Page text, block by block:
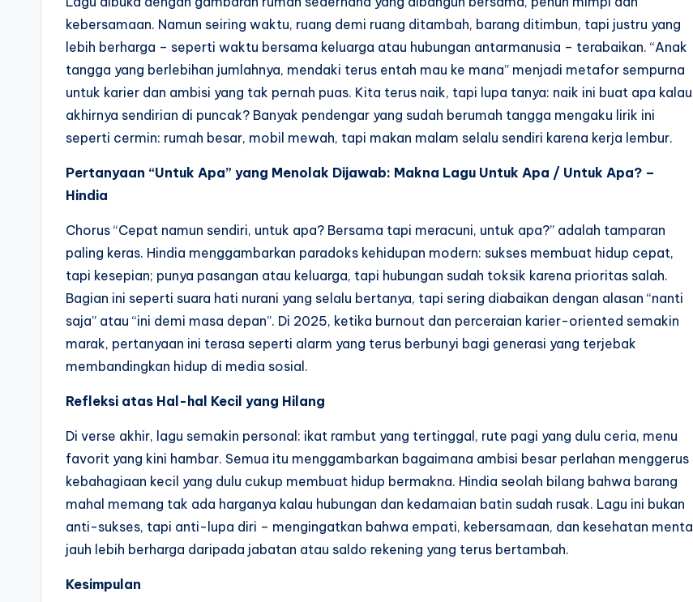
kebersamaan. Namun seiring waktu, ruang demi ruang ditambah, barang ditimbun, tapi justru yang
lebih berharga – seperti waktu bersama keluarga atau hubungan antarmanusia – terabaikan. “Anak
tangga yang berlebihan jumlahnya, mendaki terus entah mau ke mana” menjadi metafor sempurna
untuk karier dan ambisi yang tak pernah puas. Kita terus naik, tapi lupa tanya: naik ini buat apa kalau
akhirnya sendirian di puncak? Banyak pendengar yang sudah berumah tangga mengaku lirik ini
seperti cermin: rumah besar, mobil mewah, tapi makan malam selalu sendiri karena kerja lembur.
Pertanyaan “Untuk Apa” yang Menolak Dijawab: Makna Lagu Untuk Apa / Untuk Apa? –
Hindia
Chorus “Cepat namun sendiri, untuk apa? Bersama tapi meracuni, untuk apa?” adalah tamparan
paling keras. Hindia menggambarkan paradoks kehidupan modern: sukses membuat hidup cepat,
tapi kesepian; punya pasangan atau keluarga, tapi hubungan sudah toksik karena prioritas salah.
Bagian ini seperti suara hati nurani yang selalu bertanya, tapi sering diabaikan dengan alasan “nanti
saja” atau “ini demi masa depan”. Di 2025, ketika burnout dan perceraian karier-oriented semakin
marak, pertanyaan ini terasa seperti alarm yang terus berbunyi bagi generasi yang terjebak
membandingkan hidup di media sosial.
Refleksi atas Hal-hal Kecil yang Hilang
Di verse akhir, lagu semakin personal: ikat rambut yang tertinggal, rute pagi yang dulu ceria, menu
favorit yang kini hambar. Semua itu menggambarkan bagaimana ambisi besar perlahan menggerus
kebahagiaan kecil yang dulu cukup membuat hidup bermakna. Hindia seolah bilang bahwa barang
mahal memang tak ada harganya kalau hubungan dan kedamaian batin sudah rusak. Lagu ini bukan
anti-sukses, tapi anti-lupa diri – mengingatkan bahwa empati, kebersamaan, dan kesehatan mental
jauh lebih berharga daripada jabatan atau saldo rekening yang terus bertambah.
Kesimpulan